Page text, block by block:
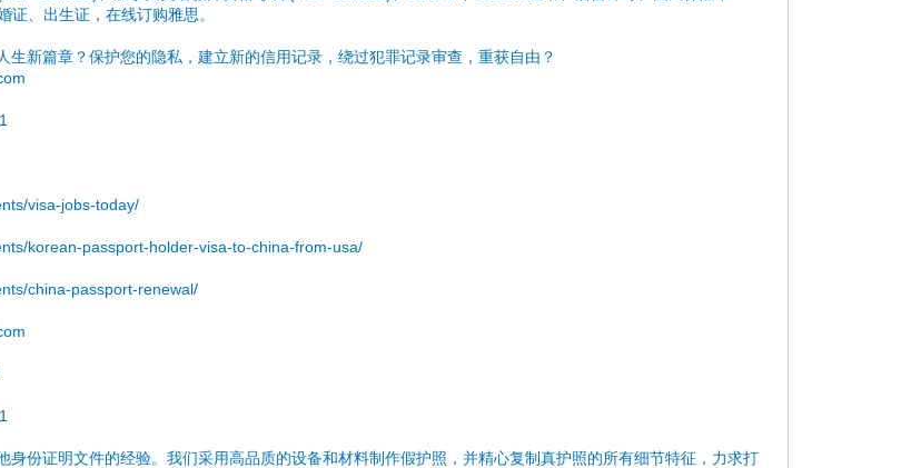
证、出生证，在线订购雅思。
生新篇章？保护您的隐私，建立新的信用记录，绕过犯罪记录审查，重获自由？
visa-jobs-today/
korean-passport-holder-visa-to-china-from-usa/
china-passport-renewal/
身份证明文件的经验。我们采用高品质的设备和材料制作假护照，并精心复制真护照的所有细节特征，力求打